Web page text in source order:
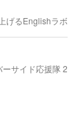
げるEnglishラボ
サイド応援隊 2